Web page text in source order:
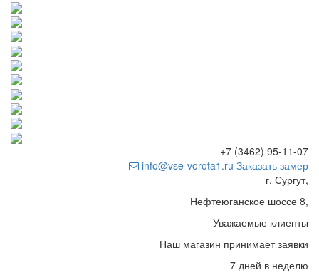
+7 (3462) 95-11-07
info@vse-vorota1.ru Заказать замер
г. Сургут,
Нефтеюганское шоссе 8,
Уважаемые клиенты
Наш магазин принимает заявки
7 дней в неделю